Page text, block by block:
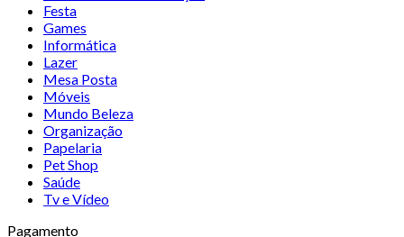
Festa
Games
Informática
Lazer
Mesa Posta
Móveis
Mundo Beleza
Organização
Papelaria
Pet Shop
Saúde
Tv e Vídeo
Pagamento